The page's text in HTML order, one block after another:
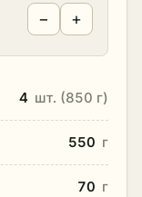
− +
4 шт. (850 г)
550 г
70 г